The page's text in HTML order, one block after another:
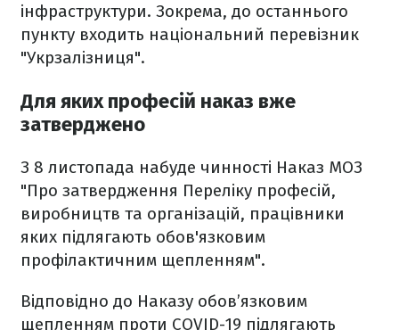
інфраструктури. Зокрема, до останнього
пункту входить національний перевізник
"Укрзалізниця".
Для яких професій наказ вже
затверджено
З 8 листопада набуде чинності Наказ МОЗ
"Про затвердження Переліку професій,
виробництв та організацій, працівники
яких підлягають обов'язковим
профілактичним щепленням".
Відповідно до Наказу обов’язковим
щепленням проти COVID-19 підлягають